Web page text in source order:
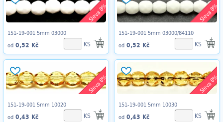
Sleva 8%
151-19-001 5mm 03000
od 0,52 Kč KS
Sleva 8%
151-19-001 5mm 03000/84110
od 0,52 Kč KS
Sleva 8%
151-19-001 5mm 10020
od 0,43 Kč KS
Sleva 8%
151-19-001 5mm 10030
od 0,43 Kč KS